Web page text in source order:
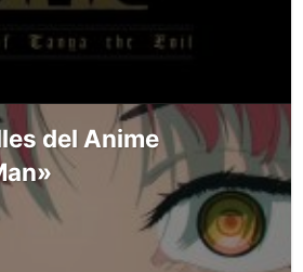
del Anime